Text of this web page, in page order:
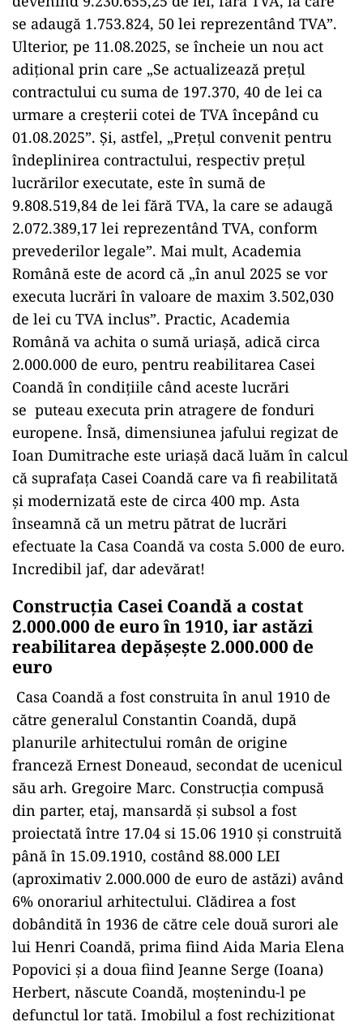
se adaugă 1.753.824, 50 lei reprezentând TVA”.
Ulterior, pe 11.08.2025, se încheie un nou act
adițional prin care „Se actualizează prețul
contractului cu suma de 197.370, 40 de lei ca
urmare a creșterii cotei de TVA începând cu
01.08.2025”. Și, astfel, „Prețul convenit pentru
îndeplinirea contractului, respectiv prețul
lucrărilor executate, este în sumă de
9.808.519,84 de lei fără TVA, la care se adaugă
2.072.389,17 lei reprezentând TVA, conform
prevederilor legale”. Mai mult, Academia
Română este de acord că „în anul 2025 se vor
executa lucrări în valoare de maxim 3.502,030
de lei cu TVA inclus”. Practic, Academia
Română va achita o sumă uriașă, adică circa
2.000.000 de euro, pentru reabilitarea Casei
Coandă în condițiile când aceste lucrări
se puteau executa prin atragere de fonduri
europene. Însă, dimensiunea jafului regizat de
Ioan Dumitrache este uriașă dacă luăm în calcul
că suprafața Casei Coandă care va fi reabilitată
și modernizată este de circa 400 mp. Asta
înseamnă că un metru pătrat de lucrări
efectuate la Casa Coandă va costa 5.000 de euro.
Incredibil jaf, dar adevărat!
Construcția Casei Coandă a costat
2.000.000 de euro în 1910, iar astăzi
reabilitarea depășește 2.000.000 de
euro
Casa Coandă a fost construita în anul 1910 de
către generalul Constantin Coandă, după
planurile arhitectului român de origine
franceză Ernest Doneaud, secondat de ucenicul
său arh. Gregoire Marc. Construcția compusă
din parter, etaj, mansardă și subsol a fost
proiectată între 17.04 si 15.06 1910 și construită
până în 15.09.1910, costând 88.000 LEI
(aproximativ 2.000.000 de euro de astăzi) având
6% onorariul arhitectului. Clădirea a fost
dobândită în 1936 de către cele două surori ale
lui Henri Coandă, prima fiind Aida Maria Elena
Popovici și a doua fiind Jeanne Serge (Ioana)
Herbert, născute Coandă, moștenindu-l pe
defunctul lor tată. Imobilul a fost rechizitionat